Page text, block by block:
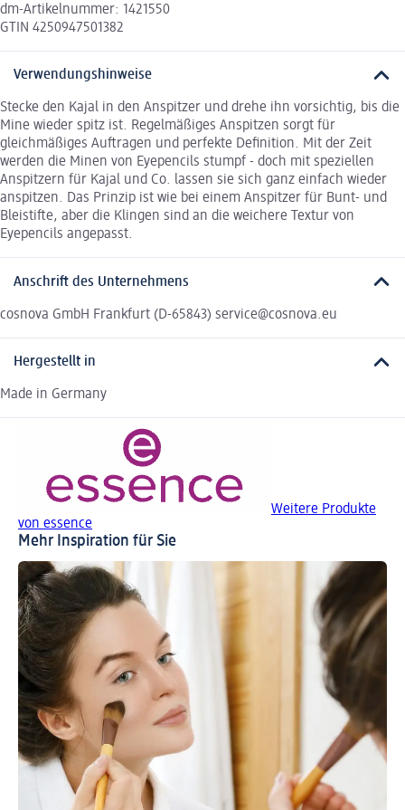
dm-Artikelnummer: 1421550
GTIN 4250947501382
Verwendungshinweise
Stecke den Kajal in den Anspitzer und drehe ihn vorsichtig, bis die
Mine wieder spitz ist. Regelmäßiges Anspitzen sorgt für
gleichmäßiges Auftragen und perfekte Definition. Mit der Zeit
werden die Minen von Eyepencils stumpf - doch mit speziellen
Anspitzern für Kajal und Co. lassen sie sich ganz einfach wieder
anspitzen. Das Prinzip ist wie bei einem Anspitzer für Bunt- und
Bleistifte, aber die Klingen sind an die weichere Textur von
Eyepencils angepasst.
Anschrift des Unternehmens
cosnova GmbH Frankfurt (D-65843) service@cosnova.eu
Hergestellt in
Made in Germany
Weitere Produkte
von essence
Mehr Inspiration für Sie